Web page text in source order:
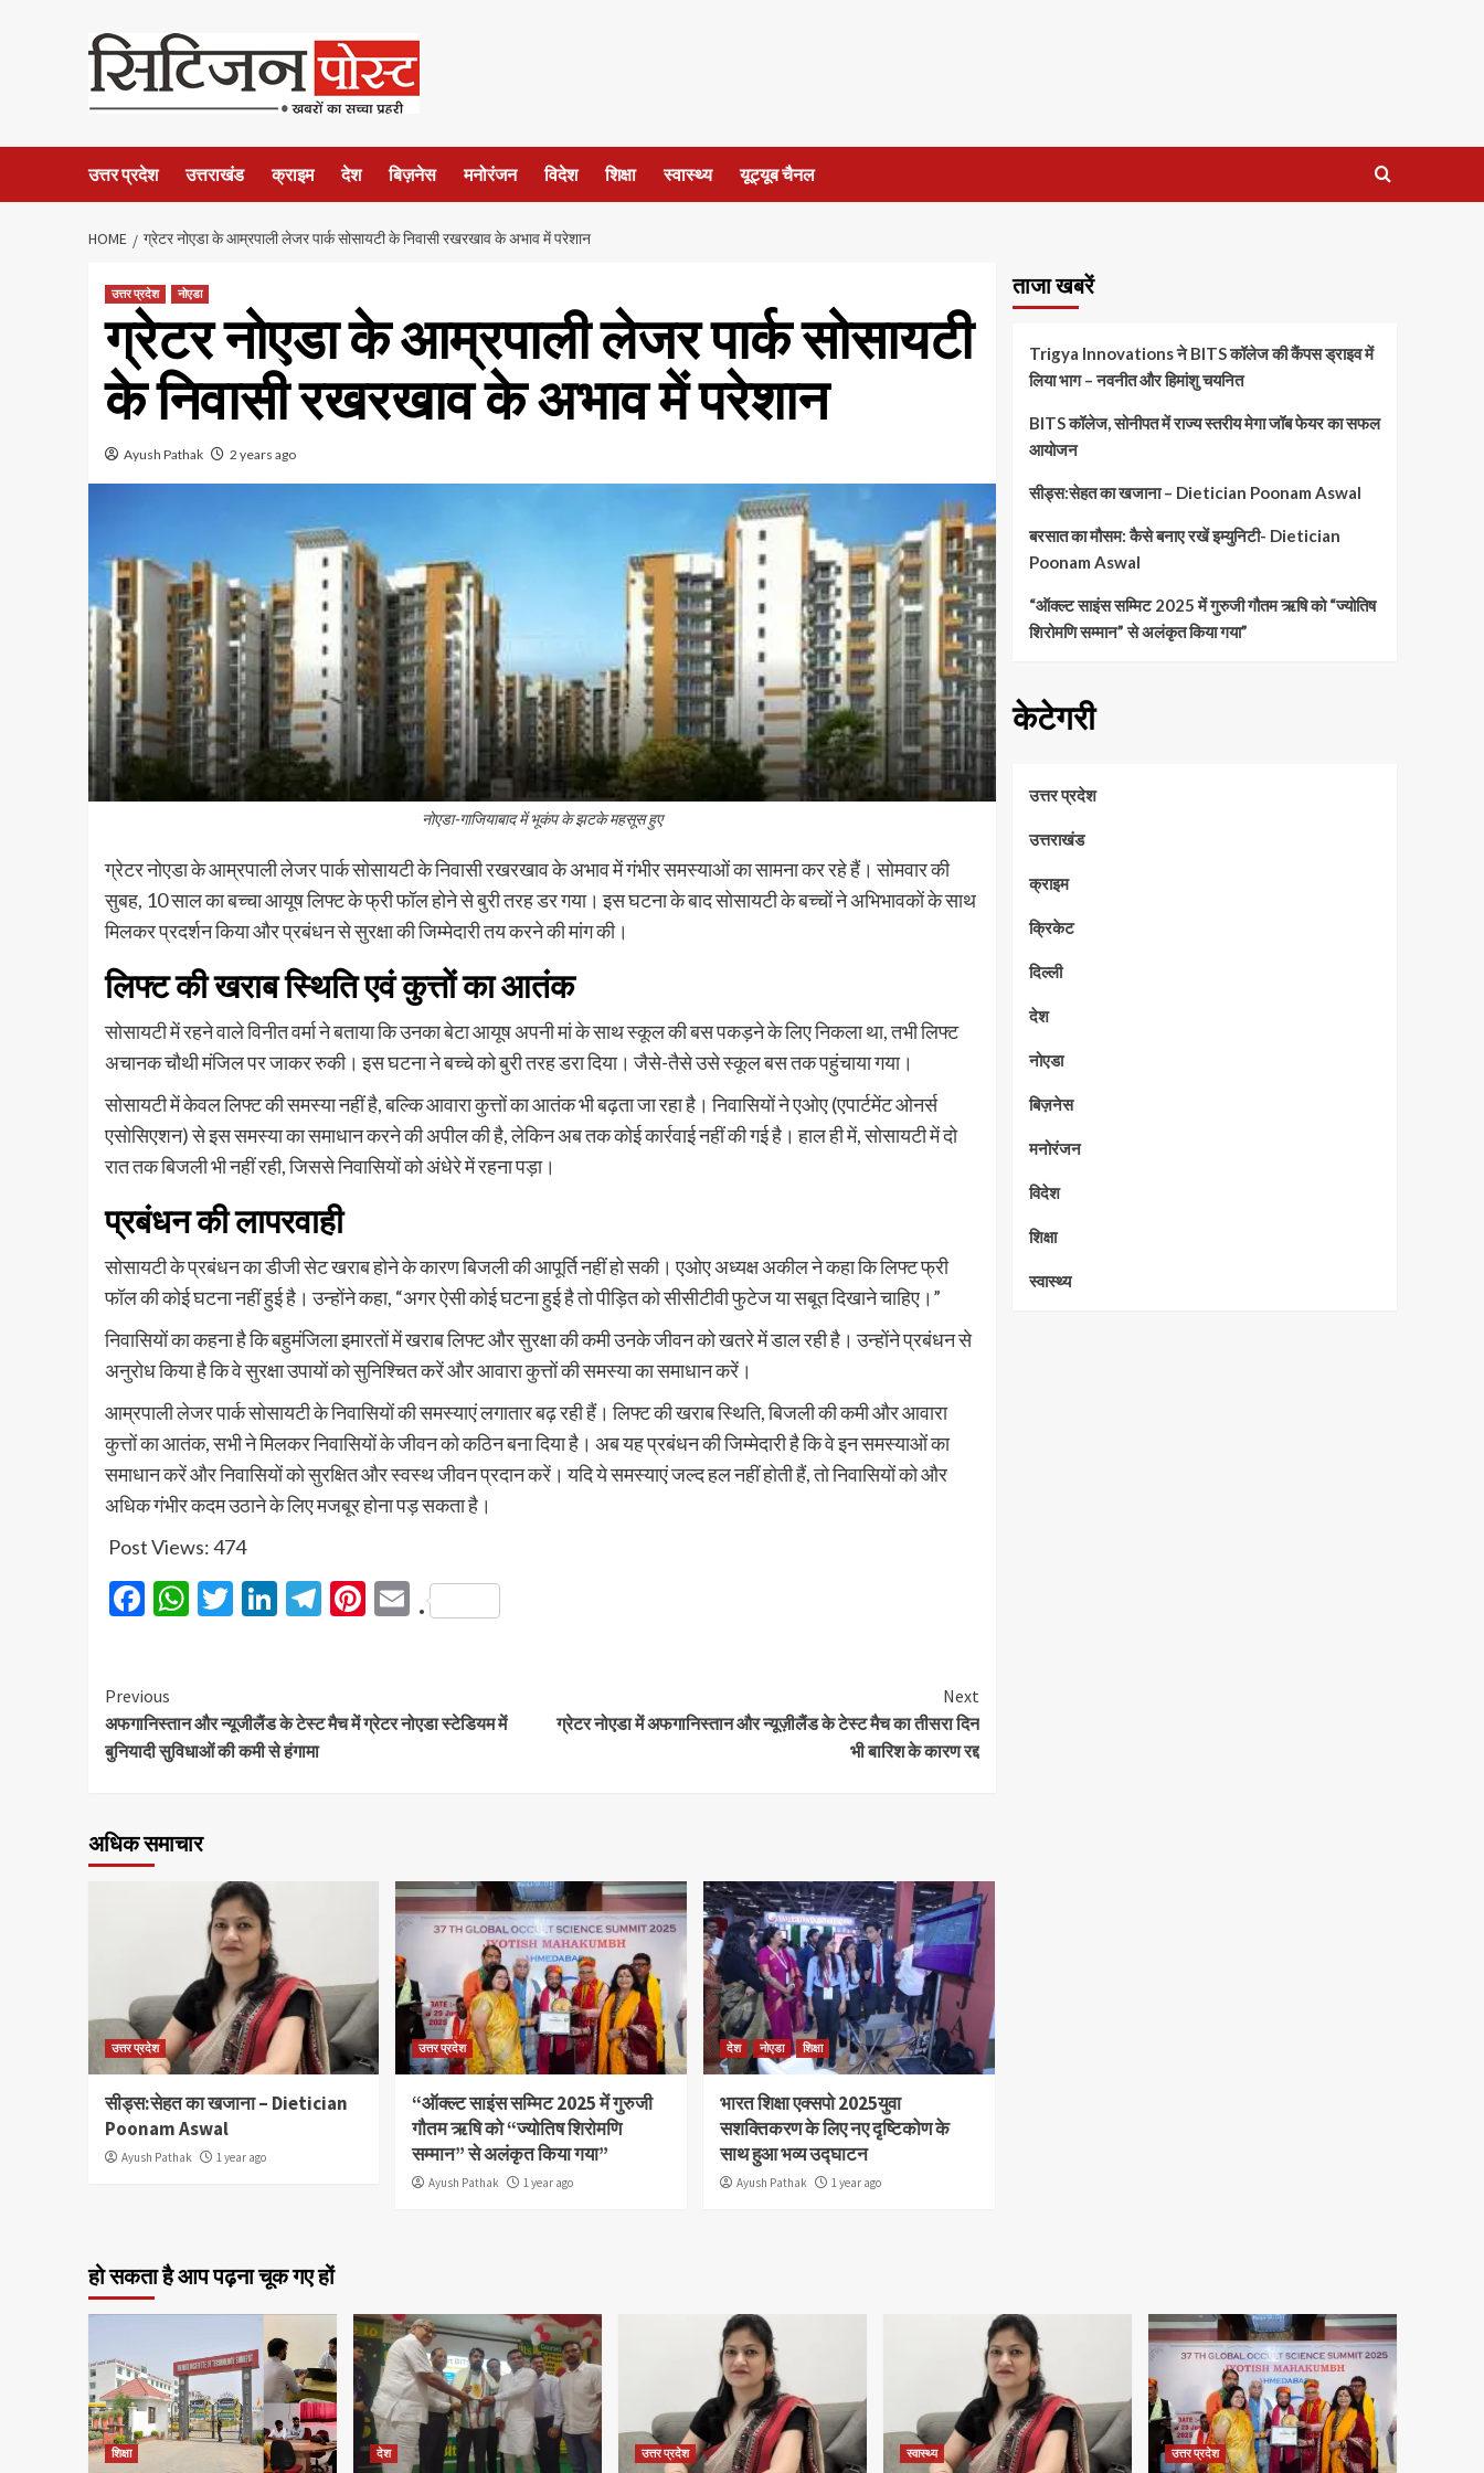
उत्तर प्रदेश उत्तराखंड क्राइम देश बिज़नेस मनोरंजन विदेश शिक्षा स्वास्थ्य यूट्यूब चैनल
HOME ग्रेटर नोएडा के आम्रपाली लेजर पार्क सोसायटी के निवासी रखरखाव के अभाव में परेशान
उत्तर प्रदेश नोएडा
ग्रेटर नोएडा के आम्रपाली लेजर पार्क सोसायटी
के निवासी रखरखाव के अभाव में परेशान
Ayush Pathak 2 years ago
नोएडा-गाजियाबाद में भूकंप के झटके महसूस हुए
ग्रेटर नोएडा के आम्रपाली लेजर पार्क सोसायटी के निवासी रखरखाव के अभाव में गंभीर समस्याओं का सामना कर रहे हैं। सोमवार की
सुबह, 10 साल का बच्चा आयूष लिफ्ट के फ्री फॉल होने से बुरी तरह डर गया। इस घटना के बाद सोसायटी के बच्चों ने अभिभावकों के साथ
मिलकर प्रदर्शन किया और प्रबंधन से सुरक्षा की जिम्मेदारी तय करने की मांग की।
लिफ्ट की खराब स्थिति एवं कुत्तों का आतंक
सोसायटी में रहने वाले विनीत वर्मा ने बताया कि उनका बेटा आयूष अपनी मां के साथ स्कूल की बस पकड़ने के लिए निकला था, तभी लिफ्ट
अचानक चौथी मंजिल पर जाकर रुकी। इस घटना ने बच्चे को बुरी तरह डरा दिया। जैसे-तैसे उसे स्कूल बस तक पहुंचाया गया।
सोसायटी में केवल लिफ्ट की समस्या नहीं है, बल्कि आवारा कुत्तों का आतंक भी बढ़ता जा रहा है। निवासियों ने एओए (एपार्टमेंट ओनर्स
एसोसिएशन) से इस समस्या का समाधान करने की अपील की है, लेकिन अब तक कोई कार्रवाई नहीं की गई है। हाल ही में, सोसायटी में दो
रात तक बिजली भी नहीं रही, जिससे निवासियों को अंधेरे में रहना पड़ा।
प्रबंधन की लापरवाही
सोसायटी के प्रबंधन का डीजी सेट खराब होने के कारण बिजली की आपूर्ति नहीं हो सकी। एओए अध्यक्ष अकील ने कहा कि लिफ्ट फ्री
फॉल की कोई घटना नहीं हुई है। उन्होंने कहा, “अगर ऐसी कोई घटना हुई है तो पीड़ित को सीसीटीवी फुटेज या सबूत दिखाने चाहिए।”
निवासियों का कहना है कि बहुमंजिला इमारतों में खराब लिफ्ट और सुरक्षा की कमी उनके जीवन को खतरे में डाल रही है। उन्होंने प्रबंधन से
अनुरोध किया है कि वे सुरक्षा उपायों को सुनिश्चित करें और आवारा कुत्तों की समस्या का समाधान करें।
आम्रपाली लेजर पार्क सोसायटी के निवासियों की समस्याएं लगातार बढ़ रही हैं। लिफ्ट की खराब स्थिति, बिजली की कमी और आवारा
कुत्तों का आतंक, सभी ने मिलकर निवासियों के जीवन को कठिन बना दिया है। अब यह प्रबंधन की जिम्मेदारी है कि वे इन समस्याओं का
समाधान करें और निवासियों को सुरक्षित और स्वस्थ जीवन प्रदान करें। यदि ये समस्याएं जल्द हल नहीं होती हैं, तो निवासियों को और
अधिक गंभीर कदम उठाने के लिए मजबूर होना पड़ सकता है।
Post Views:474
Facebook
WhatsApp
Twitter
LinkedIn
Telegram
Pinterest
Email
.
Previous
अफगानिस्तान और न्यूजीलैंड के टेस्ट मैच में ग्रेटर नोएडा स्टेडियम में
बुनियादी सुविधाओं की कमी से हंगामा
Next
ग्रेटर नोएडा में अफगानिस्तान और न्यूज़ीलैंड के टेस्ट मैच का तीसरा दिन
भी बारिश के कारण रद्द
अधिक समाचार
उत्तर प्रदेश
सीड्स:सेहत का खजाना – Dietician
Poonam Aswal
Ayush Pathak 1 year ago
उत्तर प्रदेश
“ऑक्ल्ट साइंस सम्मिट 2025 में गुरुजी
गौतम ऋषि को “ज्योतिष शिरोमणि
सम्मान” से अलंकृत किया गया”
Ayush Pathak 1 year ago
देश नोएडा शिक्षा
भारत शिक्षा एक्सपो 2025युवा
सशक्तिकरण के लिए नए दृष्टिकोण के
साथ हुआ भव्य उद्घाटन
Ayush Pathak 1 year ago
ताजा खबरें
Trigya Innovations ने BITS कॉलेज की कैंपस ड्राइव में
लिया भाग – नवनीत और हिमांशु चयनित
BITS कॉलेज, सोनीपत में राज्य स्तरीय मेगा जॉब फेयर का सफल
आयोजन
सीड्स:सेहत का खजाना – Dietician Poonam Aswal
बरसात का मौसम: कैसे बनाए रखें इम्युनिटी- Dietician
Poonam Aswal
“ऑक्ल्ट साइंस सम्मिट 2025 में गुरुजी गौतम ऋषि को “ज्योतिष
शिरोमणि सम्मान” से अलंकृत किया गया”
केटेगरी
उत्तर प्रदेश
उत्तराखंड
क्राइम
क्रिकेट
दिल्ली
देश
नोएडा
बिज़नेस
मनोरंजन
विदेश
शिक्षा
स्वास्थ्य
हो सकता है आप पढ़ना चूक गए हों
शिक्षा देश उत्तर प्रदेश स्वास्थ्य उत्तर प्रदेश